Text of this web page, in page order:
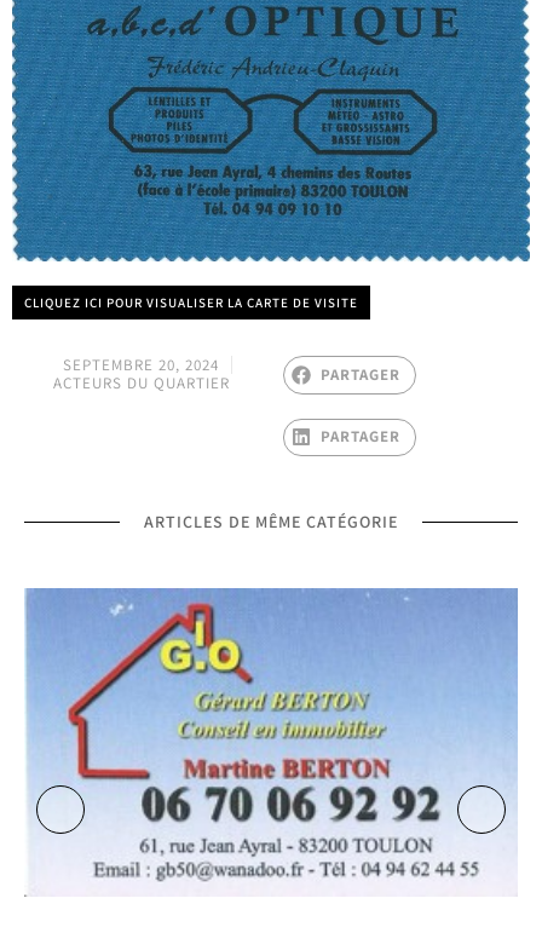
CLIQUEZ ICI POUR VISUALISER LA CARTE DE VISITE
SEPTEMBRE 20, 2024
ACTEURS DU QUARTIER
PARTAGER
PARTAGER
ARTICLES DE MÊME CATÉGORIE